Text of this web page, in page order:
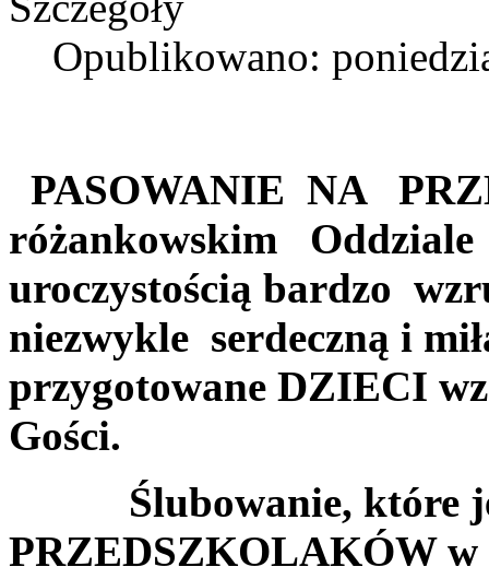
Opublikowano:
PASOWANIE NA
różankowskim
uroczystością bardzo
niezwykle serdeczną i
przygotowane DZIECI
Gości.
Ślubowanie, które
PRZEDSZKOLAKÓW w